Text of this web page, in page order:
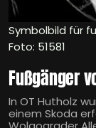
Symbolbild für
Foto: 51581
Fußgänger
In OT Hutholz
einem Skoda